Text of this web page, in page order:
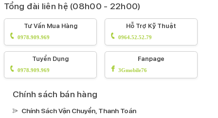
Tổng đài liên hệ (08h00 - 22h00)
Tư Vấn Mua Hàng
0978.909.969
Hỗ Trợ Kỹ Thuật
0964.52.52.79
Tuyển Dụng
0978.909.969
Fanpage
3Gmobile76
Chính sách bán hàng
Chính Sách Vận Chuyển, Thanh Toán